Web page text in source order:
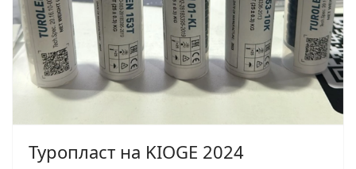
Туропласт на KIOGE 2024